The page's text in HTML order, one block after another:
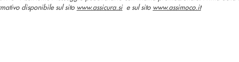
disponibile sul sito www.assicura.sie sul sito www.assimoco.it